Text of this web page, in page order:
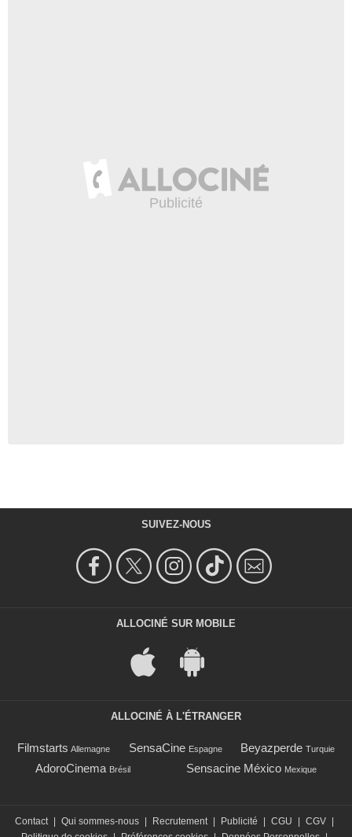
SUIVEZ-NOUS
ALLOCINÉ SUR MOBILE
ALLOCINÉ À L'ÉTRANGER
Filmstarts Allemagne SensaCine Espagne Beyazperde Turquie
AdoroCinema Brésil Sensacine México Mexique
Contact Qui sommes-nous Recrutement Publicité CGU CGV